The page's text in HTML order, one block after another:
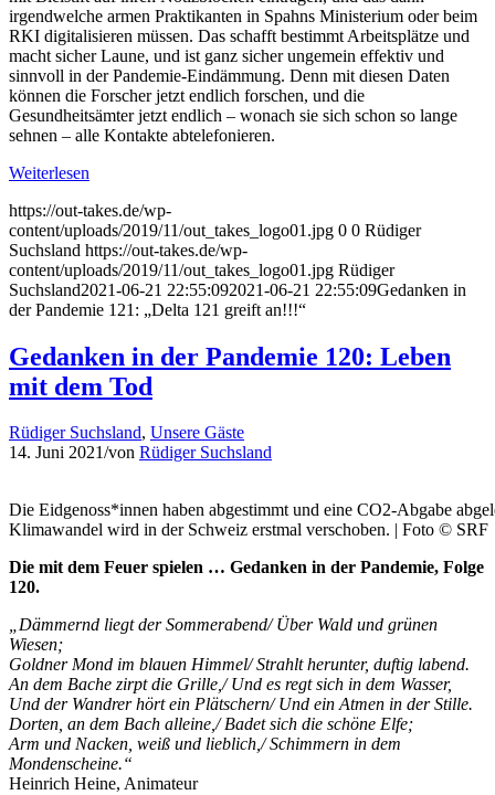
irgendwelche armen Praktikanten in Spahns Ministerium oder beim
RKI digitalisieren müssen. Das schafft bestimmt Arbeitsplätze und
macht sicher Laune, und ist ganz sicher ungemein effektiv und
sinnvoll in der Pandemie-Eindämmung. Denn mit diesen Daten
können die Forscher jetzt endlich forschen, und die
Gesundheitsämter jetzt endlich – wonach sie sich schon so lange
sehnen – alle Kontakte abtelefonieren.
Weiterlesen
https://out-takes.de/wp-
content/uploads/2019/11/out_takes_logo01.jpg 0 0 Rüdiger
Suchsland https://out-takes.de/wp-
content/uploads/2019/11/out_takes_logo01.jpg Rüdiger
Suchsland2021-06-21 22:55:092021-06-21 22:55:09Gedanken in
der Pandemie 121: „Delta 121 greift an!!!“
Gedanken in der Pandemie 120: Leben
mit dem Tod
Rüdiger Suchsland, Unsere Gäste
14. Juni 2021/von Rüdiger Suchsland
Die Eidgenoss*innen haben abgestimmt und eine CO2-Abgabe
Klimawandel wird in der Schweiz erstmal verschoben. | Foto © SRF
Die mit dem Feuer spielen … Gedanken in der Pandemie, Folge
120.
„Dämmernd liegt der Sommerabend/ Über Wald und grünen
Wiesen;
Goldner Mond im blauen Himmel/ Strahlt herunter, duftig labend.
An dem Bache zirpt die Grille,/ Und es regt sich in dem Wasser,
Und der Wandrer hört ein Plätschern/ Und ein Atmen in der Stille.
Dorten, an dem Bach alleine,/ Badet sich die schöne Elfe;
Arm und Nacken, weiß und lieblich,/ Schimmern in dem
Mondenscheine.“
Heinrich Heine, Animateur